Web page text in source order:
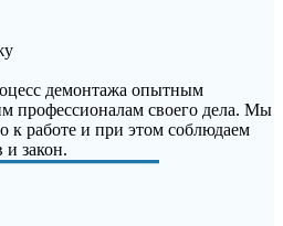
демонтажа опытным
профессионалам своего дела. Мы
к работе и при этом соблюдаем
и закон.